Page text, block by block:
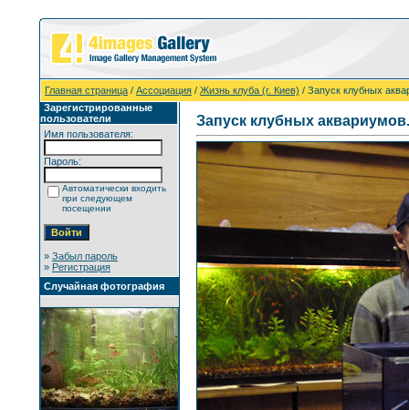
Главная страница / Ассоциация / Жизнь клуба (г. Киев) / Запуск клубных
Зарегистрированные
пользователи
Имя пользователя:
Пароль:
Автоматически входить
при следующем
посещении
» Забыл пароль
» Регистрация
Случайная фотография
Запуск клубных аквариумов.